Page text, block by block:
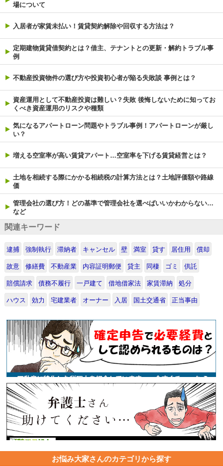
場について
入居者が家賃未払い！賃貸契約解除や回収する方法は？
定期建物賃貸借契約とは？借主、テナントとの更新・解約トラブル事
例
不動産投資物件の選び方や投資初心者が陥る失敗談 事例とは？
資産運用として不動産投資は難しい？失敗 後悔しないために知ってお
くべき資産運用のリスクや種類
気になるアパートローン問題やトラブル事例！アパートローンが厳し
い？
増える空室率が高い賃貸アパート…空室率を下げる賃貸経営とは？
土地を相続する際にかかる相続税の計算方法とは？土地評価額や路線
価
管理会社の選び方！どの基準で管理会社を選べばいいかわからない…
など
関連キーワード
逮捕 強制執行 滞納者 キャンセル 壁 満室 貸す 居住用 償却
故意 修繕費 不動産業 内容証明郵便 貸主 同棲 ゴミ 供託
賠償請求 債務不履行 一戸建て 借地借家法 家賃滞納 処分
ハウス 効力 宅建業者 オーナー 入居 国土交通省 正当事由
お悩み大家さんのカテゴリから探す